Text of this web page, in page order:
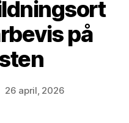
på
26 april, 2026